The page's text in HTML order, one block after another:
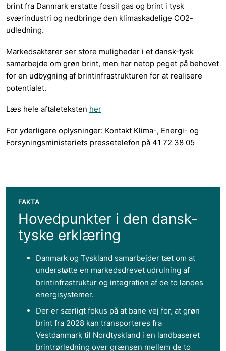
brint fra Danmark erstatte fossil gas og brint i tysk
sværindustri og nedbringe den klimaskadelige CO2-
udledning.
Markedsaktører ser store muligheder i et dansk-tysk
samarbejde om grøn brint, men har netop peget på behovet
for en udbygning af brintinfrastrukturen for at realisere
potentialet.
Læs hele aftaleteksten her
For yderligere oplysninger: Kontakt Klima-, Energi- og
Forsyningsministeriets pressetelefon på 41 72 38 05
FAKTA
Hovedpunkter i den dansk-
tyske erklæring
Danmark og Tyskland samarbejder tæt om at
understøtte en markedsdrevet udrulning af
brintinfrastruktur og integration af de to landes
energisystemer.
Der er særligt fokus på at bane vej for, at grøn
brint fra 2028 kan transporteres fra
Vestdanmark til Nordtyskland i en landbaseret
brintrørledning over grænsen mellem de to